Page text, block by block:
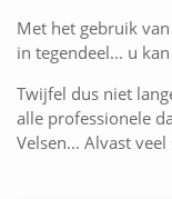
Met het gebruik
in tegendeel... u
Twijfel dus niet
alle professionele
Velsen... Alvast